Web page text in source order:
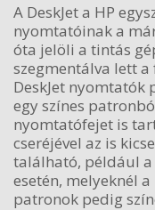
A DeskJet a HP
nyomtatóinak a
óta jelöli a tintás
szegmentálva lett
DeskJet nyomtatók
egy színes
nyomtatófejet is
cseréjével az is
található, például a
esetén, melyeknél
patronok pedig